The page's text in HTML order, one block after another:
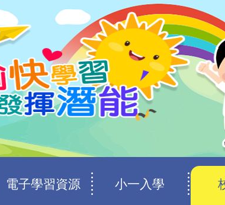
電子學習資源 小一入學